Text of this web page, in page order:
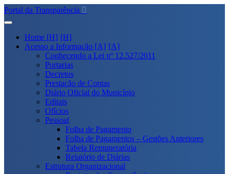
Portal da Transparência
Home [H]
Acesso a Informação [A]
Conhecendo a Lei nº 12.527/2011
Portarias
Decretos
Prestação de Contas
Diário Oficial do Município
Editais
Ofícios
Pessoal
Folha de Pagamento
Folha de Pagamentos – Gestões Anteriores
Tabela Remuneratória
Relatório de Diárias
Estrutura Organizacional